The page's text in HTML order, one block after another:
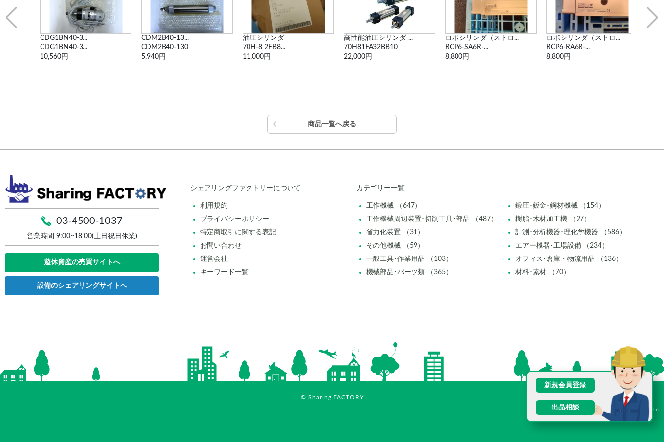
CDM2B40-13...
CDM2B40-130
5,940円
油圧シリンダ
70H-8 2FB8...
11,000円
高性能油圧シリンダ ...
70H81FA32BB10
22,000円
ロボシリンダ（ストロ...
RCP6-SA6R-...
8,800円
ロボシリンダ（ストロ...
RCP6-RA6R-...
8,800円
ロボシリンダ（ストロ...
RCP6-RA6R-...
8,800円
商品一覧へ戻る
新規会員登録
出品相談
03-4500-1037
営業時間 9:00~18:00(土日祝日休業)
遊休資産の売買サイトへ
設備のシェアリングサイトへ
シェアリングファクトリーについて
利用規約
プライバシーポリシー
特定商取引に関する表記
お問い合わせ
運営会社
キーワード一覧
カテゴリー一覧
工作機械 （647）
鍛圧･鈑金･鋼材機械 （154）
工作機械周辺装置･切削工具･部品 （487）
樹脂･木材加工機 （27）
省力化装置 （31）
計測･分析機器･理化学機器 （586）
その他機械 （59）
エアー機器･工場設備 （234）
一般工具･作業用品 （103）
オフィス･倉庫・物流用品 （136）
機械部品･パーツ類 （365）
材料･素材 （70）
© Sharing FACTORY
V2.0.6